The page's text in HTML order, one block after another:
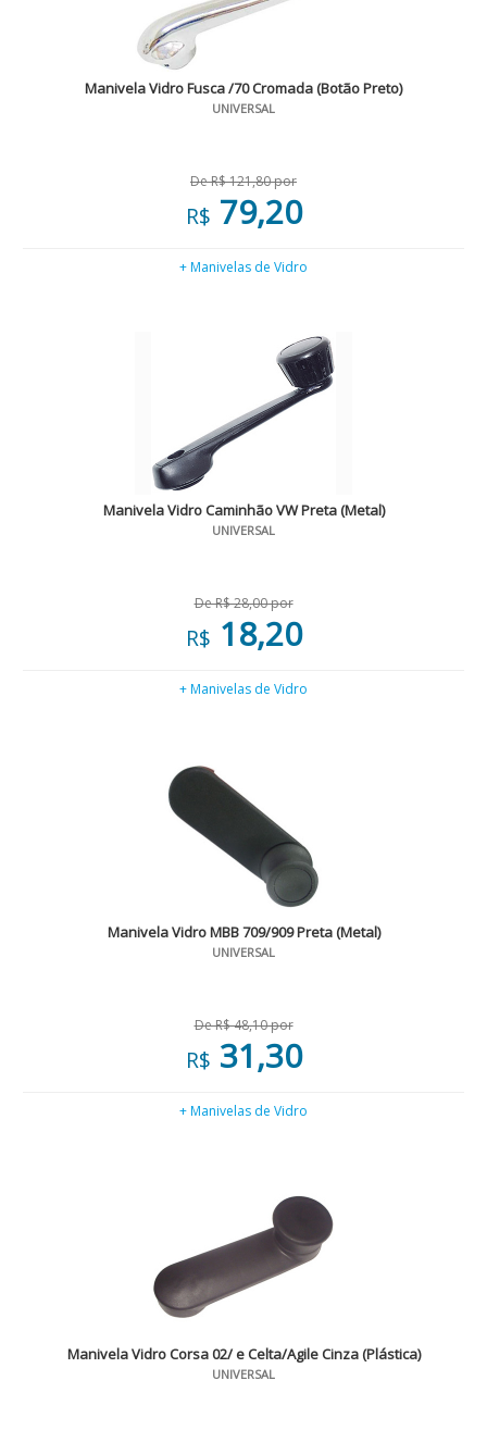
Manivela Vidro Fusca /70 Cromada (Botão Preto)
UNIVERSAL
De R$ 121,80 por
R$ 79,20
+ Manivelas de Vidro
Manivela Vidro Caminhão VW Preta (Metal)
UNIVERSAL
De R$ 28,00 por
R$ 18,20
+ Manivelas de Vidro
Manivela Vidro MBB 709/909 Preta (Metal)
UNIVERSAL
De R$ 48,10 por
R$ 31,30
+ Manivelas de Vidro
Manivela Vidro Corsa 02/ e Celta/Agile Cinza (Plástica)
UNIVERSAL